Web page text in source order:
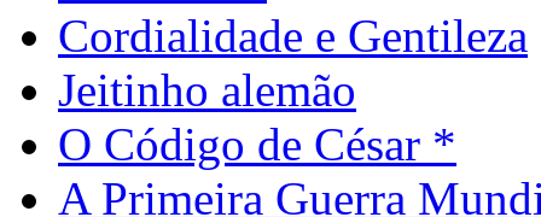
Cordialidade e Gentileza
Jeitinho alemão
O Código de César *
A Primeira Guerra